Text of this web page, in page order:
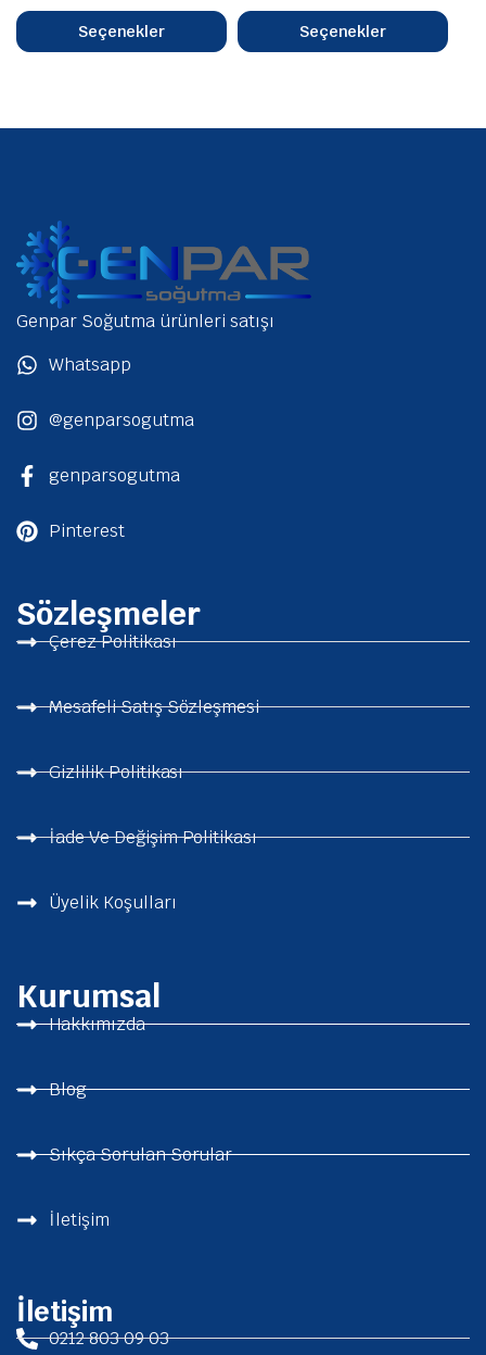
Seçenekler Seçenekler
Genpar Soğutma ürünleri satışı
Whatsapp
@genparsogutma
genparsogutma
Pinterest
Sözleşmeler
Çerez Politikası
Mesafeli Satış Sözleşmesi
Gizlilik Politikası
İade Ve Değişim Politikası
Üyelik Koşulları
Kurumsal
Hakkımızda
Blog
Sıkça Sorulan Sorular
İletişim
İletişim
0212 803 09 03